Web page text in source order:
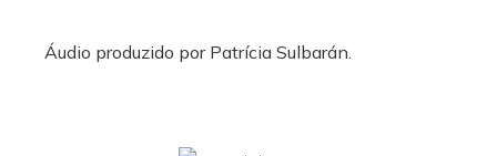
Áudio produzido por Patrícia Sulbarán